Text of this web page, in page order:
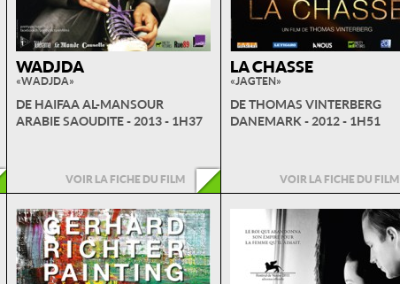
WADJDA
« WADJDA »
DE HAIFAA AL-MANSOUR
ARABIE SAOUDITE - 2013 - 1H37
VOIR LA FICHE DU FILM
LA CHASSE
« JAGTEN »
DE THOMAS VINTERBERG
DANEMARK - 2012 - 1H51
VOIR LA FICHE DU FILM